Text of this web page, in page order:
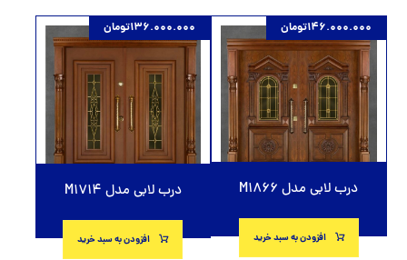
درب لابی مدل M1866
146.000.000تومان
افزودن به سبد خرید
درب لابی مدل M1714
136.000.000تومان
افزودن به سبد خرید